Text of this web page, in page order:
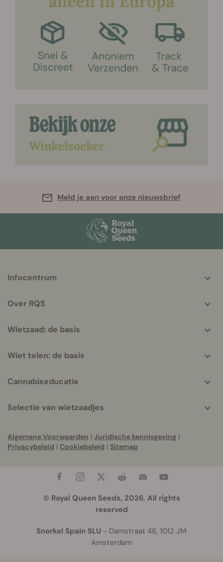
Meld je aan voor onze nieuwsbrief
helpful
Infocentrum
Over RQS
Wietzaad: de basis
Wiet telen: de basis
Cannabiseducatie
Selectie van wietzaadjes
Algemene Voorwaarden | Juridische kennisgeving |
Privacybeleid | Cookiebeleid | Sitemap
© Royal Queen Seeds, 2026. All rights
reserved
Snorkel Spain SLU - Damstraat 46, 1012 JM
Amsterdam